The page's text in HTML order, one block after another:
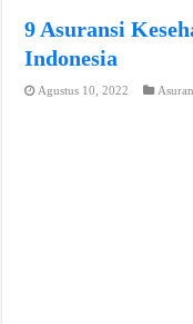
9 Asuransi
Indonesia
Agustus 10, 2022